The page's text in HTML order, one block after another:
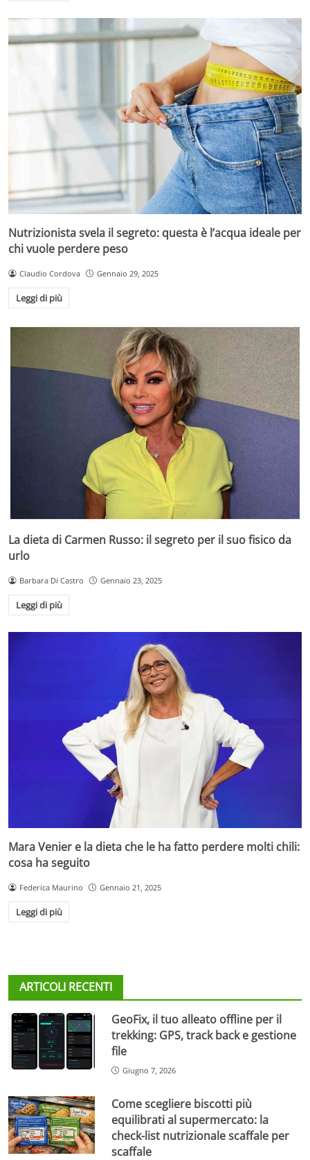
Nutrizionista svela il segreto: questa è l’acqua ideale per
chi vuole perdere peso
Claudio Cordova Gennaio 29, 2025
Leggi di più
La dieta di Carmen Russo: il segreto per il suo fisico da
urlo
Barbara Di Castro Gennaio 23, 2025
Leggi di più
Mara Venier e la dieta che le ha fatto perdere molti chili:
cosa ha seguito
Federica Maurino Gennaio 21, 2025
Leggi di più
ARTICOLI RECENTI
GeoFix, il tuo alleato offline per il
trekking: GPS, track back e gestione
file
Giugno 7, 2026
Come scegliere biscotti più
equilibrati al supermercato: la
check-list nutrizionale scaffale per
scaffale